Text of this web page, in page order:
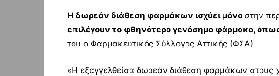
Η δωρεάν διάθεση φαρμάκων ισχύει μόνο στην
επιλέγουν το φθηνότερο γενόσημο φάρμακο,
του ο Φαρμακευτικός Σύλλογος Αττικής (ΦΣΑ).
«Η εξαγγελθείσα δωρεάν διάθεση φαρμάκων στους